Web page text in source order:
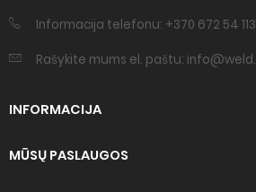
Informacija telefonu: +370 672 54 113
Rašykite mums el. paštu:
INFORMACIJA
MŪSŲ PASLAUGOS